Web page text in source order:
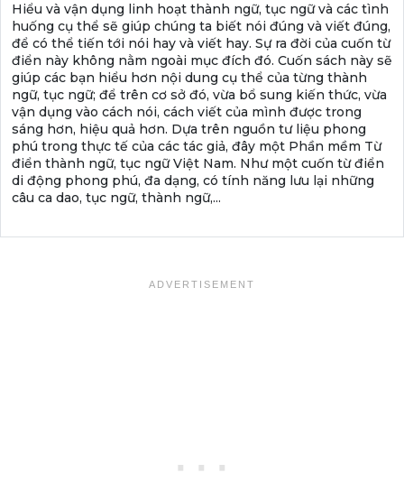
Hiểu và vận dụng linh hoạt thành ngữ, tục ngữ và các tình
huống cụ thể sẽ giúp chúng ta biết nói đúng và viết đúng,
để có thể tiến tới nói hay và viết hay. Sự ra đời của cuốn từ
điển này không nằm ngoài mục đích đó. Cuốn sách này sẽ
giúp các bạn hiểu hơn nội dung cụ thể của từng thành
ngữ, tục ngữ; để trên cơ sở đó, vừa bổ sung kiến thức, vừa
vận dụng vào cách nói, cách viết của mình được trong
sáng hơn, hiệu quả hơn. Dựa trên nguồn tư liệu phong
phú trong thực tế của các tác giả, đây một Phần mềm Từ
điển thành ngữ, tục ngữ Việt Nam. Như một cuốn từ điển
di động phong phú, đa dạng, có tính năng lưu lại những
câu ca dao, tục ngữ, thành ngữ,...